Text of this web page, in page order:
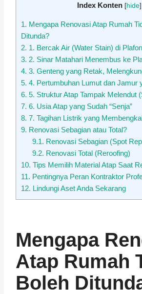
Index Konten [hide]
1. Mengapa Renovasi Atap Rumah
Ditunda?
2. 1. Bercak Air (Water Stain) di
3. 2. Sinar Matahari Menembus ke
4. 3. Genteng yang Retak,
5. 4. Pertumbuhan Lumut dan Jamur
6. 5. Struktur Atap Tampak Melendut
7. 6. Usia Atap yang Sudah “Senja”
8. 7. Tagihan Listrik yang
9. Renovasi Sebagian atau Total?
9.1. Renovasi Sebagian (Spot
9.2. Renovasi Total (Reroofing)
10. Tips Memilih Material Atap Saat
11. Pentingnya Peran Kontraktor
12. Lindungi Aset Anda Sekarang
Mengapa
Atap Rumah
Boleh